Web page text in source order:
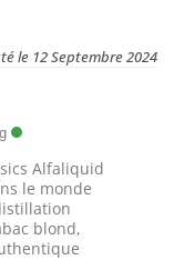
le 12 Septembre 2024
Alfaliquid
le monde
blond,